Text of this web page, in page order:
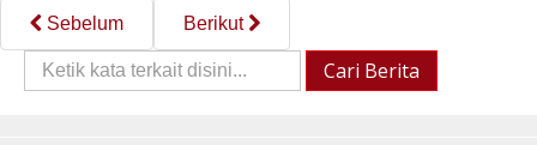
Sebelum
Berikut
Cari
Berita::
Cari Berita